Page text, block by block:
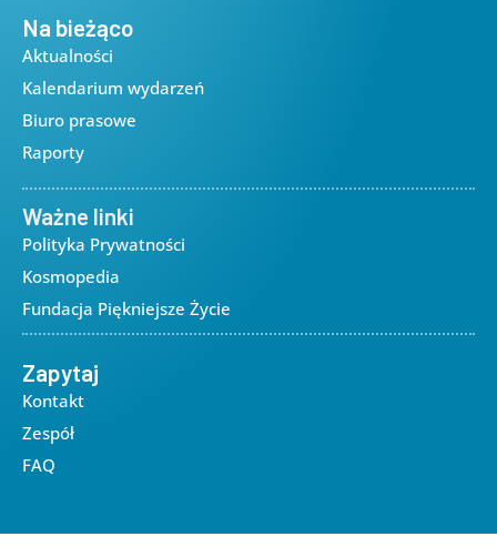
Na bieżąco
Aktualności
Kalendarium wydarzeń
Biuro prasowe
Raporty
Ważne linki
Polityka Prywatności
Kosmopedia
Fundacja Piękniejsze Życie
Zapytaj
Kontakt
Zespół
FAQ